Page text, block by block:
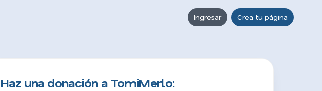
Ingresar Crea tu página
Haz una donación a TomiMerlo: